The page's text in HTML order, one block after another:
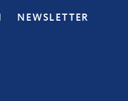
NEWSLETTER